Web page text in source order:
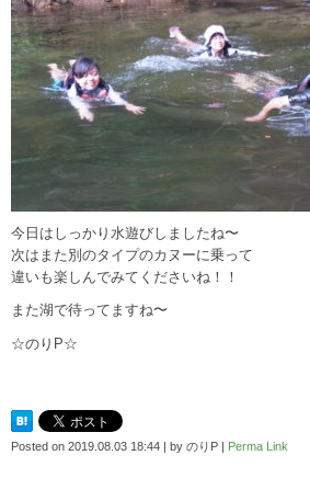
今日はしっかり水遊びしましたね〜
次はまた別のタイプのカヌーに乗って
違いも楽しんでみてくださいね！！
また湖で待ってますね〜
☆のりP☆
Posted on 2019.08.03 18:44 | by のりP | Perma Link